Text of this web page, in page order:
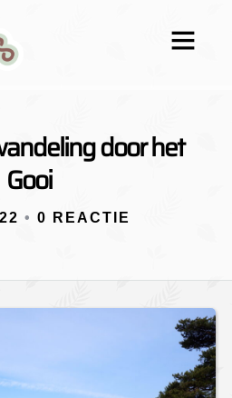
door het
Gooi
• 0 REACTIE